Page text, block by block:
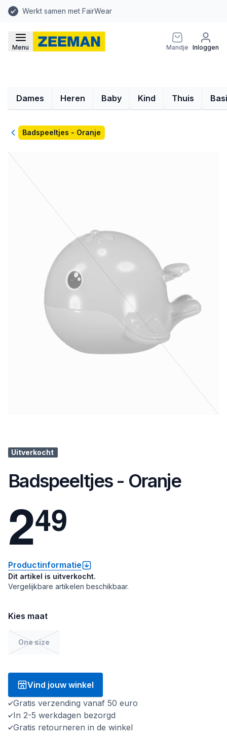
Werkt samen met FairWear
Menu Mandje Inloggen
Dames Heren Baby Kind Thuis
TerugBadspeeltjes - Oranje
Uitverkocht
Badspeeltjes - Oranje
249
Productinformatie
Dit artikel is uitverkocht.
Vergelijkbare artikelen beschikbaar.
Kies maat
One size
Vind jouw winkel
Gratis verzending vanaf 50 euro
In 2-5 werkdagen bezorgd
Gratis retourneren in de winkel